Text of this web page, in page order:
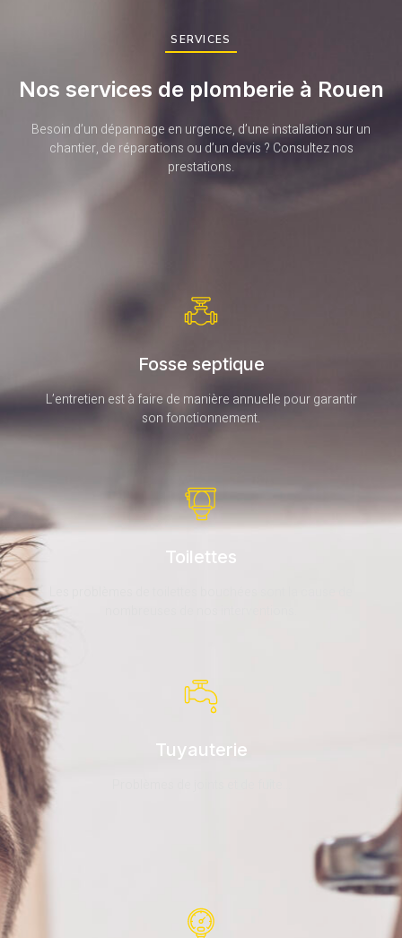
SERVICES
Nos services de plomberie à Rouen
Besoin d’un dépannage en urgence, d’une installation sur un
chantier, de réparations ou d’un devis ? Consultez nos
prestations.
Fosse septique
L’entretien est à faire de manière annuelle pour garantir
son fonctionnement.
Toilettes
Tuyauterie